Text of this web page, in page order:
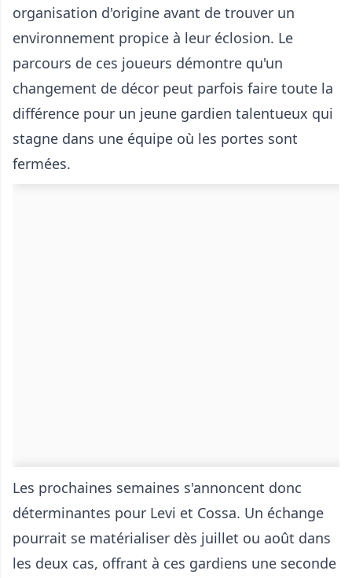
organisation d'origine avant de trouver un
environnement propice à leur éclosion. Le
parcours de ces joueurs démontre qu'un
changement de décor peut parfois faire toute la
différence pour un jeune gardien talentueux qui
stagne dans une équipe où les portes sont
fermées.
Les prochaines semaines s'annoncent donc
déterminantes pour Levi et Cossa. Un échange
pourrait se matérialiser dès juillet ou août dans
les deux cas, offrant à ces gardiens une seconde